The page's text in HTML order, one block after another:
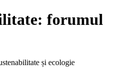
forumul
și ecologie